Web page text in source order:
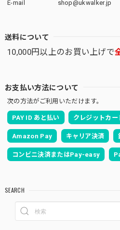
E-mail
shop@ukwalker.jp
送料について
10,000円以上のお買い上げで
お支払い方法について
次の方法がご利用いただけます。
PAY ID あと払い クレジットカー
Amazon Pay キャリア決済
コンビニ決済またはPay-easy
SEARCH